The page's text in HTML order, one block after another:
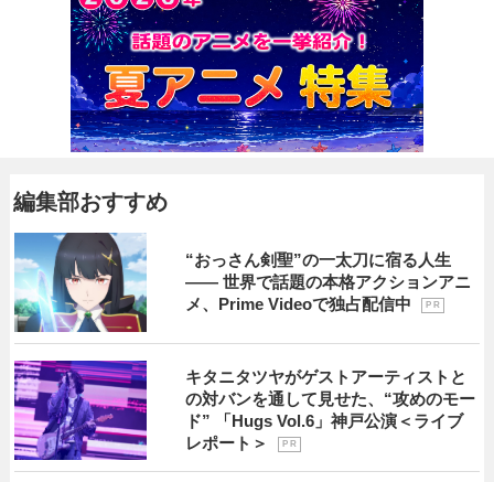
編集部おすすめ
“おっさん剣聖”の一太刀に宿る人生
―― 世界で話題の本格アクションアニ
メ、Prime Videoで独占配信中
P R
キタニタツヤがゲストアーティストと
の対バンを通して見せた、“攻めのモー
ド” 「Hugs Vol.6」神戸公演＜ライブ
レポート＞
P R